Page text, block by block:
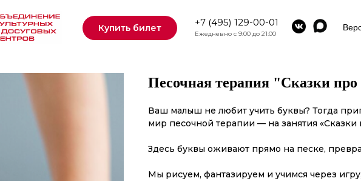
Купить билет +7 (495) 129-00-01
Ежедневно с 9:00 до 21:00
Песочная терапия "Сказки
Ваш малыш не любит учить буквы? Тогда
мир песочной терапии — на занятия «Сказки
Здесь буквы оживают прямо на песке,
Мы рисуем, фантазируем и учимся через